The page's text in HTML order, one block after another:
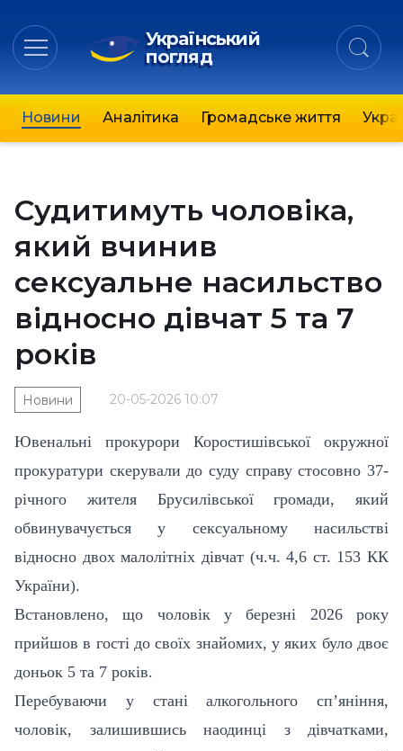
Український
погляд
Новини Аналітика Громадське життя
Судитимуть чоловіка,
який вчинив
сексуальне насильство
відносно дівчат 5 та 7
років
20-05-2026 10:07
Новини
Ювенальні прокурори Коростишівської окружної
прокуратури скерували до суду справу стосовно 37-
річного жителя Брусилівської громади, який
обвинувачується у сексуальному насильстві
відносно двох малолітніх дівчат (ч.ч. 4,6 ст. 153 КК
України).
Встановлено, що чоловік у березні 2026 року
прийшов в гості до своїх знайомих, у яких було двоє
доньок 5 та 7 років.
Перебуваючи у стані алкогольного сп’яніння,
чоловік, залишившись наодинці з дівчатками,